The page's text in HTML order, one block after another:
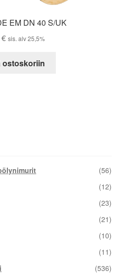
EM DN 40 S/UK
€ sis. alv 25,5%
ostoskoriin
(56)
(12)
(23)
(21)
(10)
(11)
(536)